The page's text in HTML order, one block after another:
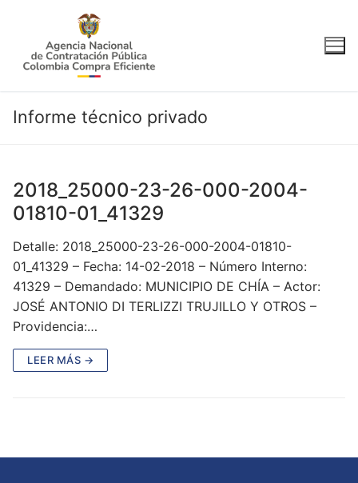
contenido
Informe técnico privado
2018_25000-23-26-000-2004-
01810-01_41329
Detalle: 2018_25000-23-26-000-2004-01810-
01_41329 – Fecha: 14-02-2018 – Número Interno:
41329 – Demandado: MUNICIPIO DE CHÍA – Actor:
JOSÉ ANTONIO DI TERLIZZI TRUJILLO Y OTROS –
Providencia:…
LEER MÁS →